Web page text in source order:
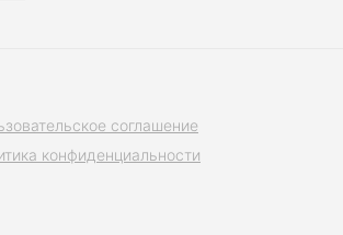
соглашение
конфиденциальности